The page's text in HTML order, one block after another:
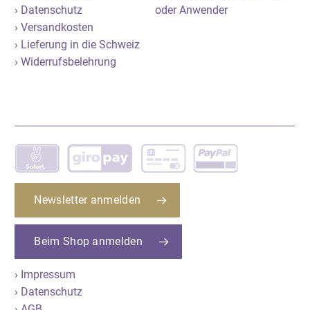
› Datenschutz
› Versandkosten
› Lieferung in die Schweiz
› Widerrufsbelehrung
oder Anwender
Newsletter anmelden
Beim Shop anmelden
› Impressum
› Datenschutz